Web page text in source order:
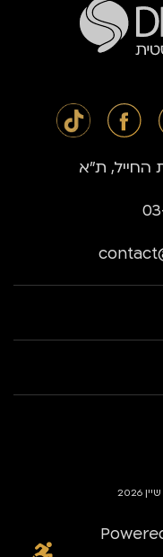
2026